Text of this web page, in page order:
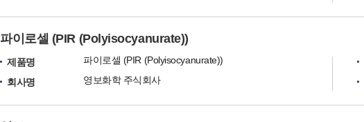
파이로셀 (PIR (Polyisocyanurate))
제품명
파이로셀 (PIR (Polyisocyanurate))
회사명
영보화학 주식회사